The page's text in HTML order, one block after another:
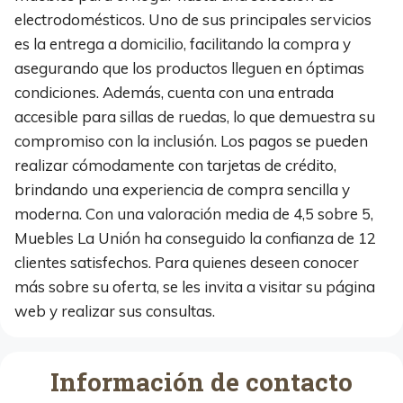
electrodomésticos. Uno de sus principales servicios
es la entrega a domicilio, facilitando la compra y
asegurando que los productos lleguen en óptimas
condiciones. Además, cuenta con una entrada
accesible para sillas de ruedas, lo que demuestra su
compromiso con la inclusión. Los pagos se pueden
realizar cómodamente con tarjetas de crédito,
brindando una experiencia de compra sencilla y
moderna. Con una valoración media de 4,5 sobre 5,
Muebles La Unión ha conseguido la confianza de 12
clientes satisfechos. Para quienes deseen conocer
más sobre su oferta, se les invita a visitar su página
web y realizar sus consultas.
Información de contacto